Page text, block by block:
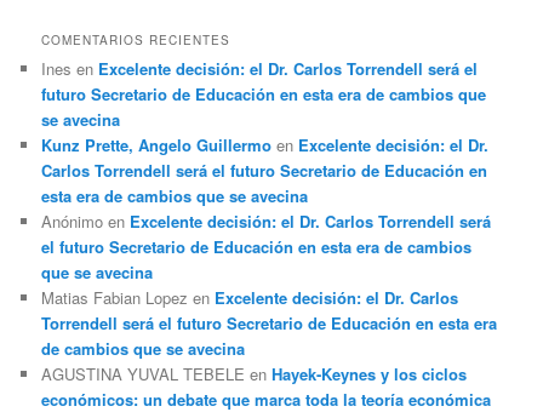
COMENTARIOS RECIENTES
Ines en Excelente decisión: el Dr. Carlos Torrendell será el
futuro Secretario de Educación en esta era de cambios que
se avecina
Kunz Prette, Angelo Guillermo en Excelente decisión: el Dr.
Carlos Torrendell será el futuro Secretario de Educación en
esta era de cambios que se avecina
Anónimo en Excelente decisión: el Dr. Carlos Torrendell será
el futuro Secretario de Educación en esta era de cambios
que se avecina
Matias Fabian Lopez en Excelente decisión: el Dr. Carlos
Torrendell será el futuro Secretario de Educación en esta era
de cambios que se avecina
AGUSTINA YUVAL TEBELE enHayek-Keynes y los ciclos
económicos: un debate que marca toda la teoría económica